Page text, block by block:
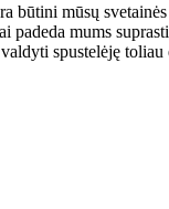
būtini mūsų
mums
spustelėję